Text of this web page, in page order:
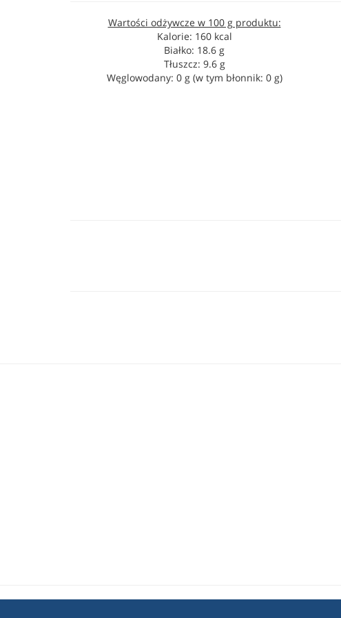
Wartości odżywcze w 100 g produktu:
Kalorie: 160 kcal
Białko: 18.6 g
Tłuszcz: 9.6 g
Węglowodany: 0 g (w tym błonnik: 0 g)